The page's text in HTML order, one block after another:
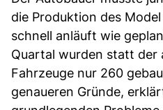
die Produktion des
schnell anläuft wie
Quartal wurden statt der
Fahrzeuge nur 260
genaueren Gründe,